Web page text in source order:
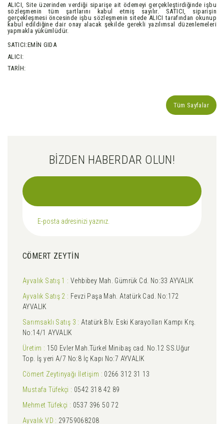
ALICI, Site üzerinden verdiği siparişe ait ödemeyi gerçekleştirdiğinde işbu
sözleşmenin tüm şartlarını kabul etmiş sayılır. SATICI, siparişin
gerçekleşmesi öncesinde işbu sözleşmenin sitede ALICI tarafından okunup
kabul edildiğine dair onay alacak şekilde gerekli yazılımsal düzenlemeleri
yapmakla yükümlüdür.
SATICI:EMİN GIDA
ALICI:
TARİH:
Tüm Sayfalar
BİZDEN HABERDAR OLUN!
CÖMERT ZEYTİN
Ayvalık Satış 1 : Vehbibey Mah. Gümrük Cd. No:33 AYVALIK
Ayvalık Satış 2 : Fevzi Paşa Mah. Atatürk Cad. No:172
AYVALIK
Sarımsaklı Satış 3 : Atatürk Blv. Eski Karayolları Kampı Krş.
No:14/1 AYVALIK
Üretim : 150 Evler Mah.Türkel Minibaş cad. No.12 SS.Uğur
Top. İş yeri A/7 No:8 İç Kapı No:7 AYVALIK
Cömert Zeytinyağı İletişim : 0266 312 31 13
Mustafa Tüfekçi : 0542 318 42 89
Mehmet Tüfekçi : 0537 396 50 72
Ayvalık VD : 29759068208